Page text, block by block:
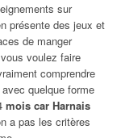
sur
présente des jeux et
de manger
voulez faire
comprendre
quelque forme
mois car Harnais
a pas les critères